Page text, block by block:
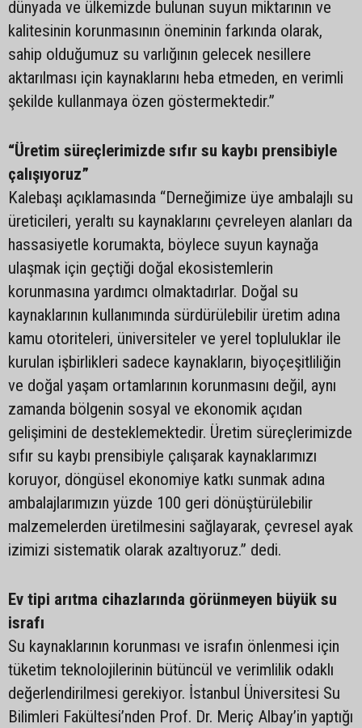
dünyada ve ülkemizde bulunan suyun miktarının ve
kalitesinin korunmasının öneminin farkında olarak,
sahip olduğumuz su varlığının gelecek nesillere
aktarılması için kaynaklarını heba etmeden, en verimli
şekilde kullanmaya özen göstermektedir.”
“Üretim süreçlerimizde sıfır su kaybı prensibiyle
çalışıyoruz”
Kalebaşı açıklamasında “Derneğimize üye ambalajlı su
üreticileri, yeraltı su kaynaklarını çevreleyen alanları da
hassasiyetle korumakta, böylece suyun kaynağa
ulaşmak için geçtiği doğal ekosistemlerin
korunmasına yardımcı olmaktadırlar. Doğal su
kaynaklarının kullanımında sürdürülebilir üretim adına
kamu otoriteleri, üniversiteler ve yerel topluluklar ile
kurulan işbirlikleri sadece kaynakların, biyoçeşitliliğin
ve doğal yaşam ortamlarının korunmasını değil, aynı
zamanda bölgenin sosyal ve ekonomik açıdan
gelişimini de desteklemektedir. Üretim süreçlerimizde
sıfır su kaybı prensibiyle çalışarak kaynaklarımızı
koruyor, döngüsel ekonomiye katkı sunmak adına
ambalajlarımızın yüzde 100 geri dönüştürülebilir
malzemelerden üretilmesini sağlayarak, çevresel ayak
izimizi sistematik olarak azaltıyoruz.” dedi.
Ev tipi arıtma cihazlarında görünmeyen büyük su
israfı
Su kaynaklarının korunması ve israfın önlenmesi için
tüketim teknolojilerinin bütüncül ve verimlilik odaklı
değerlendirilmesi gerekiyor. İstanbul Üniversitesi Su
Bilimleri Fakültesi’nden Prof. Dr. Meriç Albay’in yaptığı